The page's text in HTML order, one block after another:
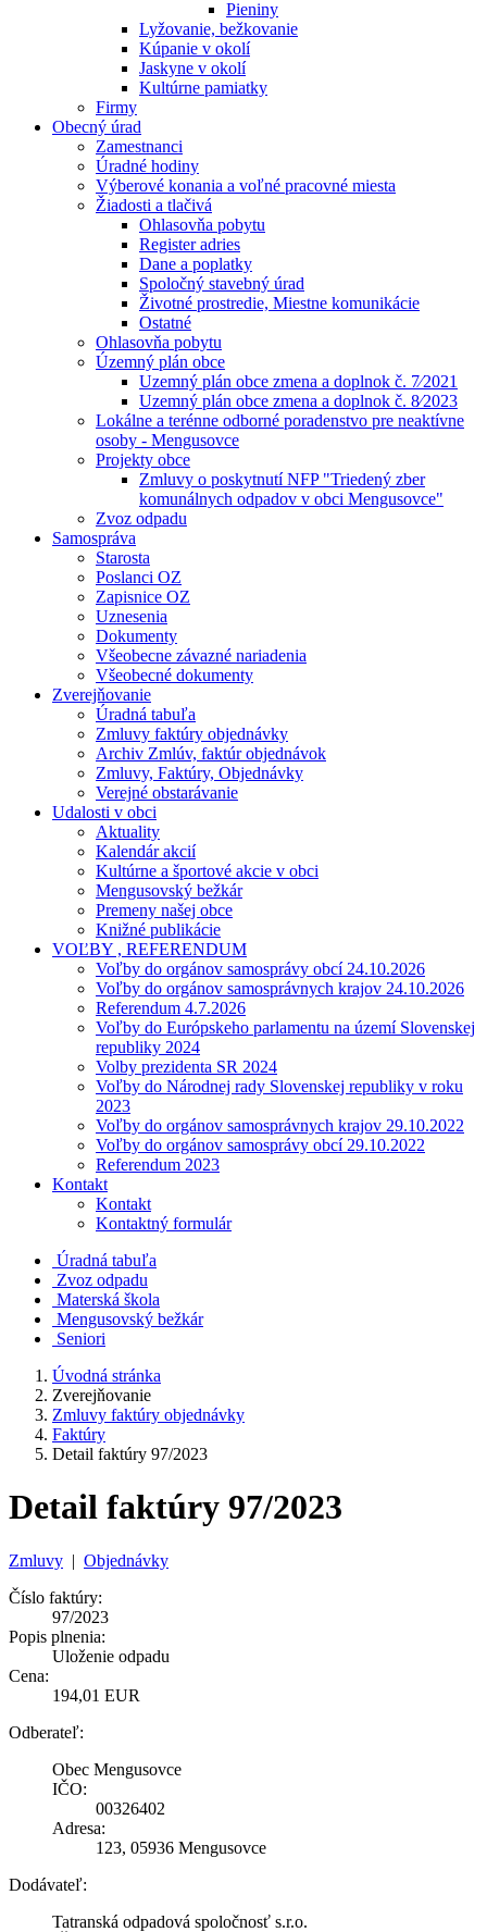
Pieniny
Lyžovanie, bežkovanie
Kúpanie v okolí
Jaskyne v okolí
Kultúrne pamiatky
Firmy
Obecný úrad
Zamestnanci
Úradné hodiny
Výberové konania a voľné pracovné miesta
Žiadosti a tlačivá
Ohlasovňa pobytu
Register adries
Dane a poplatky
Spoločný stavebný úrad
Životné prostredie, Miestne komunikácie
Ostatné
Ohlasovňa pobytu
Územný plán obce
Uzemný plán obce zmena a doplnok č. 7⁄2021
Uzemný plán obce zmena a doplnok č. 8⁄2023
Lokálne a terénne odborné poradenstvo pre neaktívne
osoby - Mengusovce
Projekty obce
Zmluvy o poskytnutí NFP "Triedený zber
komunálnych odpadov v obci Mengusovce"
Zvoz odpadu
Samospráva
Starosta
Poslanci OZ
Zapisnice OZ
Uznesenia
Dokumenty
Všeobecne závazné nariadenia
Všeobecné dokumenty
Zverejňovanie
Úradná tabuľa
Zmluvy faktúry objednávky
Archiv Zmlúv, faktúr objednávok
Zmluvy, Faktúry, Objednávky
Verejné obstarávanie
Udalosti v obci
Aktuality
Kalendár akcií
Kultúrne a športové akcie v obci
Mengusovský bežkár
Premeny našej obce
Knižné publikácie
VOĽBY , REFERENDUM
Voľby do orgánov samosprávy obcí 24.10.2026
Voľby do orgánov samosprávnych krajov 24.10.2026
Referendum 4.7.2026
Voľby do Európskeho parlamentu na území Slovenskej
republiky 2024
Volby prezidenta SR 2024
Voľby do Národnej rady Slovenskej republiky v roku
2023
Voľby do orgánov samosprávnych krajov 29.10.2022
Voľby do orgánov samosprávy obcí 29.10.2022
Referendum 2023
Kontakt
Kontakt
Kontaktný formulár
Úradná tabuľa
Zvoz odpadu
Materská škola
Mengusovský bežkár
Seniori
Úvodná stránka
Zverejňovanie
Zmluvy faktúry objednávky
Faktúry
Detail faktúry 97/2023
Detail faktúry 97/2023
Zmluvy | Objednávky
Číslo faktúry:
97/2023
Popis plnenia:
Uloženie odpadu
Cena:
194,01 EUR
Odberateľ:
Obec Mengusovce
IČO:
00326402
Adresa:
123, 05936 Mengusovce
Dodávateľ:
Tatranská odpadová spoločnosť s.r.o.